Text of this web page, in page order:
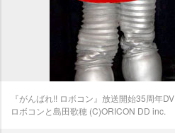
『がんばれ!! ロボコン』放送開始35周年
ロボコンと島田歌穂 (C)ORICON DD inc.